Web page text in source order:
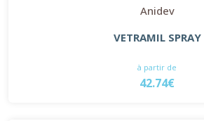
Anidev
VETRAMIL SPRAY
à partir de
42.74€